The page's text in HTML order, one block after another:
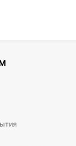
из 12 в
появления у